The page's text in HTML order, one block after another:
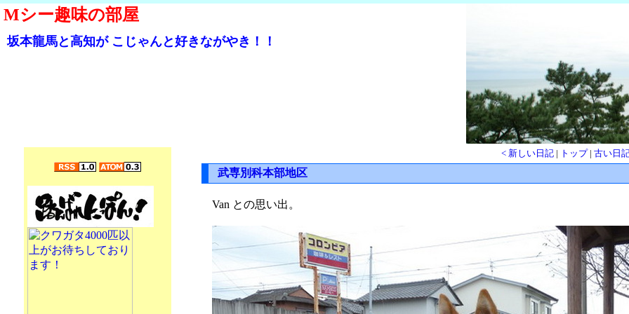
Mシー趣味の部屋
坂本龍馬と高知が こじゃんと好きながやき！！
< 新しい日記| トップ| 古い日
武専別科本部地区
Van との思い出。